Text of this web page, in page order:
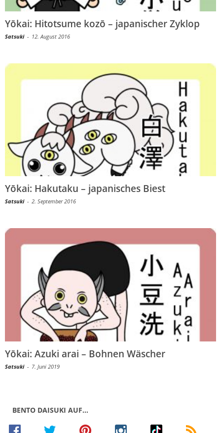
Yōkai: Hitotsume kozō – japanischer Zyklop
Satsuki - 12. August 2016
Yōkai: Hakutaku – japanisches Biest
Satsuki - 2. September 2016
Yōkai: Azuki arai – Bohnen Wäscher
Satsuki - 7. Juni 2019
BENTO DAISUKI AUF…